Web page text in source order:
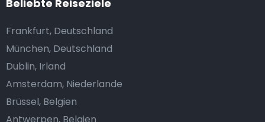
Beliebte Reiseziele
Frankfurt, Deutschland
München, Deutschland
Dublin, Irland
Amsterdam, Niederlande
Brüssel, Belgien